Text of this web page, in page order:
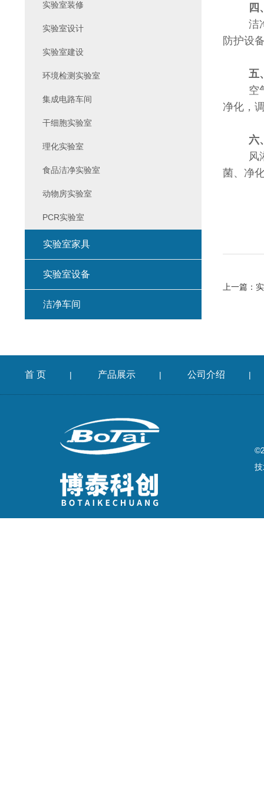
四
洁
防护设
五
空
净化，
六
风
菌、净
上一篇：
实验室装修
实验室设计
实验室建设
环境检测实验室
集成电路车间
干细胞实验室
理化实验室
食品洁净实验室
动物房实验室
PCR实验室
实验室家具
实验室设备
洁净车间
首 页 | 产品展示 | 公司介绍 |